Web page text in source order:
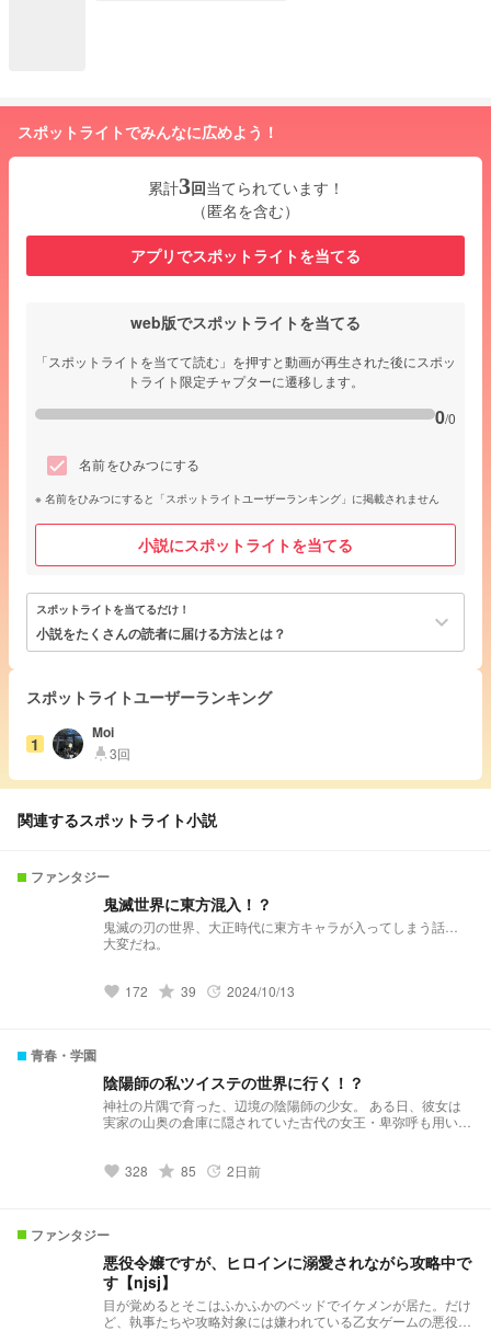
スポットライトでみんなに広めよう！
累計3回当てられています！
（匿名を含む）
アプリでスポットライトを当てる
web版でスポットライトを当てる
「スポットライトを当てて読む」を押すと動画が再生された後にスポッ
トライト限定チャプターに遷移します。
0/0
名前をひみつにする
名前をひみつにすると「スポットライトユーザーランキング」に掲載されません
小説にスポットライトを当てる
スポットライトを当てるだけ！
小説をたくさんの読者に届ける方法とは？ keyboard_arrow_down
スポットライトユーザーランキング
1
Moi
highlight3回
関連するスポットライト小説
ファンタジー
鬼滅世界に東方混入！？
鬼滅の刃の世界、大正時代に東方キャラが入ってしまう話…
大変だね。
favorite 172 grade 39 update 2024/10/13
青春・学園
陰陽師の私ツイステの世界に行く！？
神社の片隅で育った、辺境の陰陽師の少女。 ある日、彼女は
実家の山奥の倉庫に隠されていた古代の女王・卑弥呼も用いた
世界とは異なる、 鏡の向こうに広がる異世界だった。 果たし
破！ 6月23日♡200突破！ ✨.ﾟ･*..☆.｡.:*✨.☆.｡.:.+*:ﾟ+｡✨.ﾟ･
*..☆.｡.:*✨
favorite 328 grade 85 update 2日前
ファンタジー
悪役令嬢ですが、ヒロインに溺愛されながら攻略中で
す【njsj】
目が覚めるとそこはふかふかのベッドでイケメンが居た。だけ
ど、執事たちや攻略対象には嫌われている乙女ゲームの悪役令